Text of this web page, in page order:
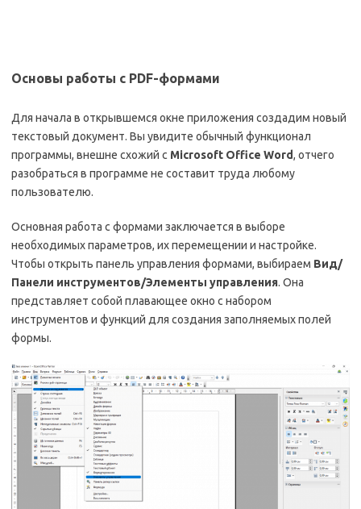
Основы работы с PDF-формами
Для начала в открывшемся окне приложения создадим новый
текстовый документ. Вы увидите обычный функционал
программы, внешне схожий с Microsoft Office Word, отчего
разобраться в программе не составит труда любому
пользователю.
Основная работа с формами заключается в выборе
необходимых параметров, их перемещении и настройке.
Чтобы открыть панель управления формами, выбираем Вид/
Панели инструментов/Элементы управления. Она
представляет собой плавающее окно с набором
инструментов и функций для создания заполняемых полей
формы.